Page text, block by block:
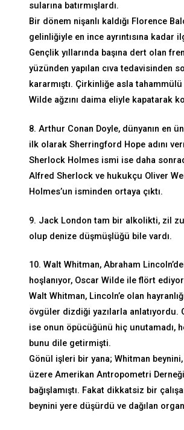
sularına batırmışlardı.
Bir dönem nişanlı kaldığı Florence
gelinliğiyle en ince ayrıntısına kadar
Gençlik yıllarında başına dert olan
yüzünden yapılan cıva tedavisinden
kararmıştı. Çirkinliğe asla
Wilde ağzını daima eliyle kapatarak
8. Arthur Conan Doyle, dünyanın en
ilk olarak Sherringford Hope adını
Sherlock Holmes ismi ise daha
Alfred Sherlock ve hukukçu Oliver
Holmes’un isminden ortaya çıktı.
9. Jack London tam bir alkolikti, zil
olup denize düşmüşlüğü bile vardı.
10. Walt Whitman, Abraham
hoşlanıyor, Oscar Wilde ile flört
Walt Whitman, Lincoln’e olan
övgüler dizdiği yazılarla anlatıyordu.
ise onun öpücüğünü hiç unutamadı,
bunu dile getirmişti.
Gönül işleri bir yana; Whitman
üzere Amerikan Antropometri
bağışlamıştı. Fakat dikkatsiz bir
beynini yere düşürdü ve dağılan